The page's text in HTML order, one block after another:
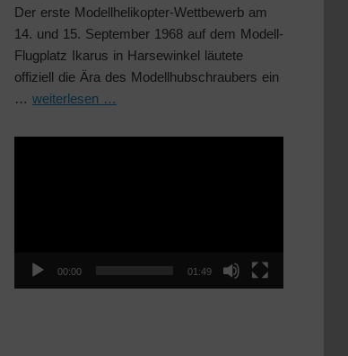
Der erste Modellhelikopter-Wettbewerb am
14. und 15. September 1968 auf dem Modell-
Flugplatz Ikarus in Harsewinkel läutete
offiziell die Ära des Modellhubschraubers ein
… weiterlesen …
00:00 01:49